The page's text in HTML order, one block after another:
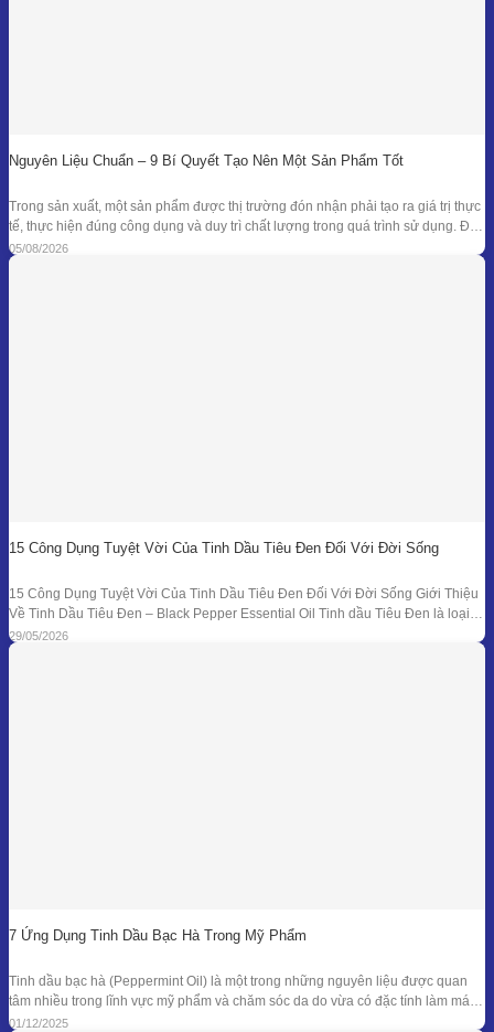
Nguyên Liệu Chuẩn – 9 Bí Quyết Tạo Nên Một Sản Phẩm Tốt
Trong sản xuất, một sản phẩm được thị trường đón nhận phải tạo ra giá trị thực
tế, thực hiện đúng công dụng và duy trì chất lượng trong quá trình sử dụng. Để
đạt được kết quả đó, doanh nghiệp cần kiểm soát đồng bộ từ mục tiêu nghiên
cứu, nguyên liệu, công thức
05/08/2026
15 Công Dụng Tuyệt Vời Của Tinh Dầu Tiêu Đen Đối Với Đời Sống
15 Công Dụng Tuyệt Vời Của Tinh Dầu Tiêu Đen Đối Với Đời Sống Giới Thiệu
Về Tinh Dầu Tiêu Đen – Black Pepper Essential Oil Tinh dầu Tiêu Đen là loại
tinh dầu thiên nhiên được chiết xuất từ quả của cây Tiêu Đen (Piper nigrum)
bằng phương pháp chưng cất hơi nước. Đây là
29/05/2026
7 Ứng Dụng Tinh Dầu Bạc Hà Trong Mỹ Phẩm
Tinh dầu bạc hà (Peppermint Oil) là một trong những nguyên liệu được quan
tâm nhiều trong lĩnh vực mỹ phẩm và chăm sóc da do vừa có đặc tính làm mát
đặc trưng, vừa sở hữu phổ kháng khuẩn và khử mùi tự nhiên đã được ghi nhận
01/12/2025